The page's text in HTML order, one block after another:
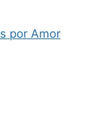
por Amor